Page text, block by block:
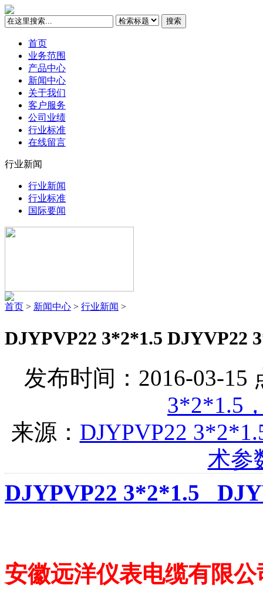
搜索
首页
业务范围
产品中心
新闻中心
关于我们
客户服务
公司业绩
行业标准
在线留言
行业新闻
行业新闻
行业标准
国际要闻
首页 > 新闻中心 > 行业新闻 >
DJYPVP22 3*2*1.5 DJYVP22
发布时间：2016-03-15
3*2*1.5
来源： DJYPVP22
术参
DJYPVP22 3*2*1.5
安徽远洋仪表电缆有限公